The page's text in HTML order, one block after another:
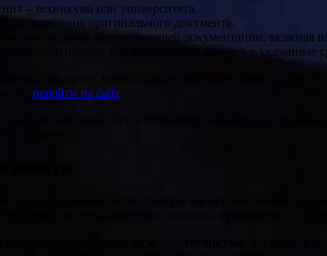
– техникума или университета.
изготовления оригинального документа.
необходимой сопутствующей документации, включая
гарантируют, что вы получите корочку в указанные
документ, можно обратиться в компанию,
перейти на сайт.
облегчается благодаря современным
и защиту.
аттестат об окончании